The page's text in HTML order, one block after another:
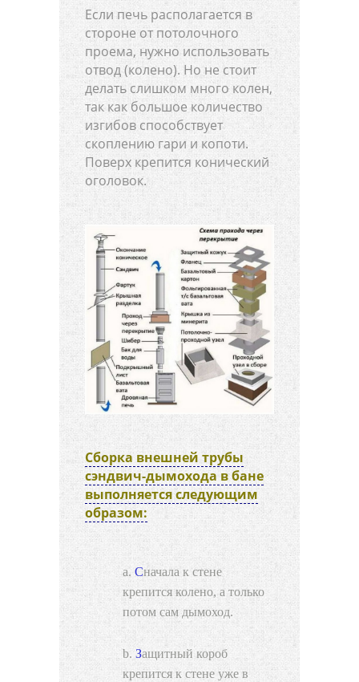
Если печь располагается в
стороне от потолочного
проема, нужно использовать
отвод (колено). Но не стоит
делать слишком много колен,
так как большое количество
изгибов способствует
скоплению гари и копоти.
Поверх крепится конический
оголовок.
Сборка внешней трубы
сэндвич-дымохода в бане
выполняется следующим
образом:
Сначала к стене
крепится колено, а только
потом сам дымоход.
Защитный короб
крепится к стене уже в